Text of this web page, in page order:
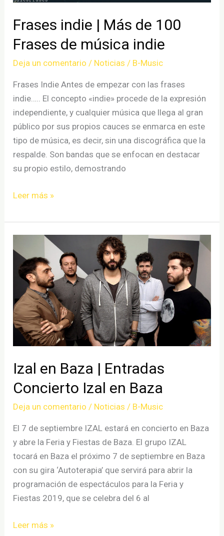
Frases indie | Más de 100
Frases de música indie
Deja un comentario / Noticias / B-Music
Frases Indie Antes de empezar con las frases
indie….. El concepto «indie» procede de la expresión
independiente, y cualquier música que llega al gran
público por sus propios cauces se enmarca en este
tipo de música, es decir, sin una discográfica que la
respalde. Son bandas que se enfocan en destacar
su propio estilo, demostrando
Frases
|
Más
de
100
Frases
música
indie
Leer más »
Izal en Baza | Entradas
Concierto Izal en Baza
Deja un comentario / Noticias / B-Music
El 7 de septiembre IZAL estará en concierto en Baza
y abre la Feria y Fiestas de Baza. El grupo IZAL
tocará en Baza el próximo 7 de septiembre en Baza
con su gira ‘Autoterapia’ que servirá para abrir la
programación de espectáculos para la Feria y
Fiestas 2019, que se celebra del 6 al
Izal
Leer más »